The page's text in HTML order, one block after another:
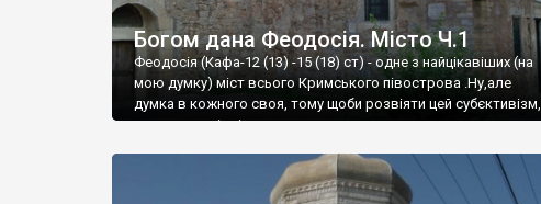
Богом дана Феодосія. Місто Ч.1
Феодосія (Кафа-12 (13) -15 (18) ст) - одне з найцікавіших (на
мою думку) міст всього Кримського півострова .Ну,але
думка в кожного своя, тому щоби розвіяти цей субєктивізм,
запрошую відвідати це